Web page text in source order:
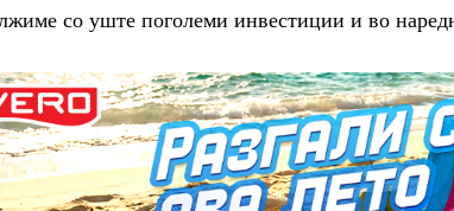
со уште поголеми инвестиции и во